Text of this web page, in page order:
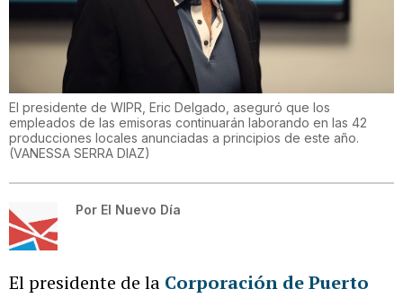
El presidente de WIPR, Eric Delgado, aseguró que los
empleados de las emisoras continuarán laborando en las 42
producciones locales anunciadas a principios de este año.
(VANESSA SERRA DIAZ)
Por El Nuevo Día
El presidente de la Corporación de Puerto